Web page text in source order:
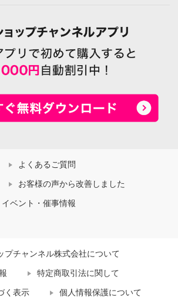
よくあるご質問
お客様の声から改善しました
イベント・催事情報
プチャンネル株式会社について
特定商取引法に関して
く表示 個人情報保護について